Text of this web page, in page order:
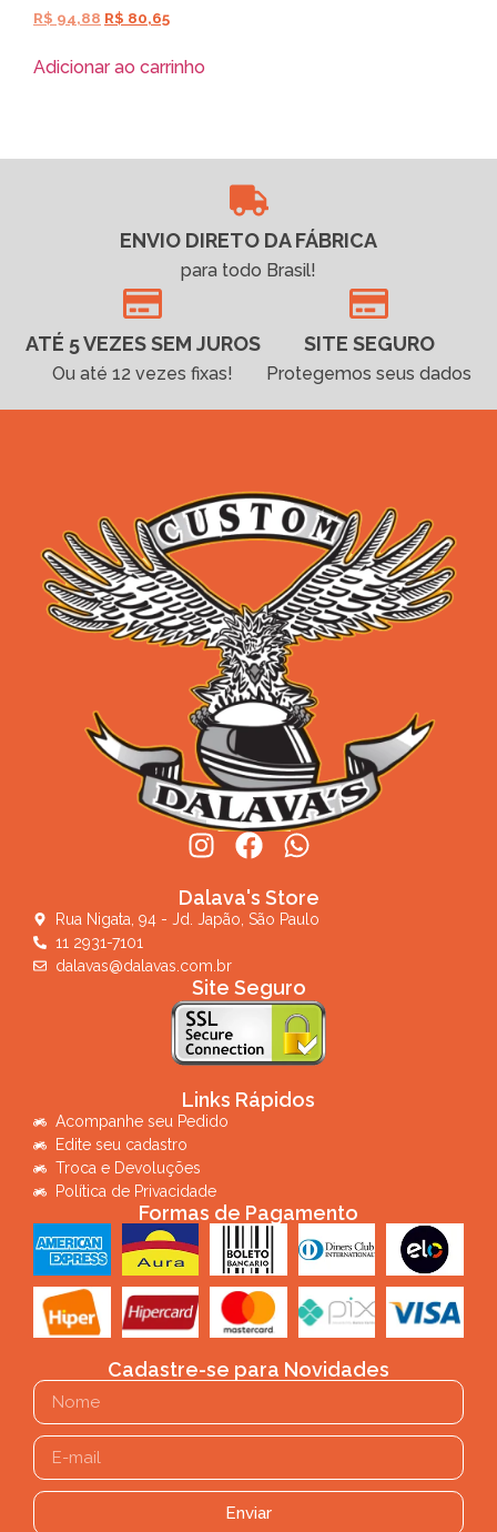
R$ 94,88 R$ 80,65
Adicionar ao carrinho
ENVIO DIRETO DA FÁBRICA
para todo Brasil!
ATÉ 5 VEZES SEM JUROS
Ou até 12 vezes fixas!
SITE SEGURO
Protegemos seus dados
Dalava's Store
Rua Nigata, 94 - Jd. Japão, São Paulo
11 2931-7101
dalavas@dalavas.com.br
Site Seguro
Links Rápidos
Acompanhe seu Pedido
Edite seu cadastro
Troca e Devoluções
Política de Privacidade
Formas de Pagamento
Cadastre-se para Novidades
Enviar